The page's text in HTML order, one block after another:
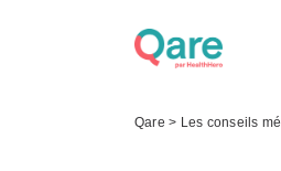
Qare > Les conseils